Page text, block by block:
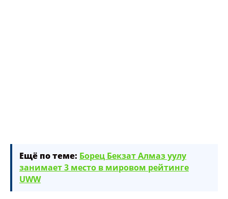
Ещё по теме: Борец Бекзат Алмаз уулу
занимает 3 место в мировом рейтинге
UWW